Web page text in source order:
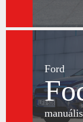
Ford
manuális